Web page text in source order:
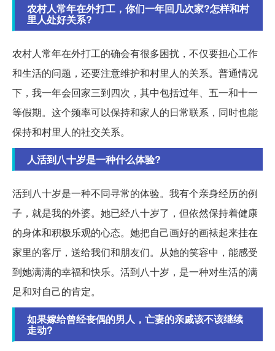
农村人常年在外打工，你们一年回几次家?怎样和村
里人处好关系?
农村人常年在外打工的确会有很多困扰，不仅要担心工作
和生活的问题，还要注意维护和村里人的关系。普通情况
下，我一年会回家三到四次，其中包括过年、五一和十一
等假期。这个频率可以保持和家人的日常联系，同时也能
保持和村里人的社交关系。
人活到八十岁是一种什么体验?
活到八十岁是一种不同寻常的体验。我有个亲身经历的例
子，就是我的外婆。她已经八十岁了，但依然保持着健康
的身体和积极乐观的心态。她把自己画好的画裱起来挂在
家里的客厅，送给我们和朋友们。从她的笑容中，能感受
到她满满的幸福和快乐。活到八十岁，是一种对生活的满
足和对自己的肯定。
如果嫁给曾经丧偶的男人，亡妻的亲戚该不该继续
走动?